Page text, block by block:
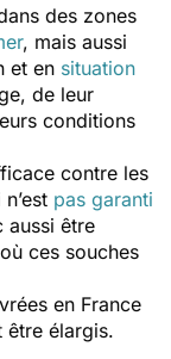
des zones
, mais aussi
et en situation
de leur
conditions
contre les
pas garanti
aussi être
ces souches
en France
être élargis.